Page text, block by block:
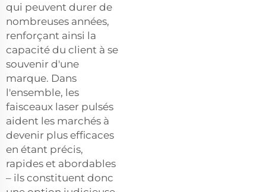
qui peuvent durer de
nombreuses années,
renforçant ainsi la
capacité du client à se
souvenir d'une
marque. Dans
l'ensemble, les
faisceaux laser pulsés
aident les marchés à
devenir plus efficaces
en étant précis,
rapides et abordables
– ils constituent donc